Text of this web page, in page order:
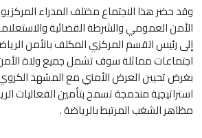
وقد حضر هذا الاجتماع مختلف المدراء
الأمن العمومي والشرطة القضائية
إلى رئيس القسم المركزي المكلف بالأمن
اجتماعات مماثلة سوف تشمل جميع ولاة
بغرض تحيين العرض الأمني مع المشهد الكروي
استراتيجية مندمجة تسمح بتأمين الفعاليات
مظاهر الشغب المرتبط بالرياضة .